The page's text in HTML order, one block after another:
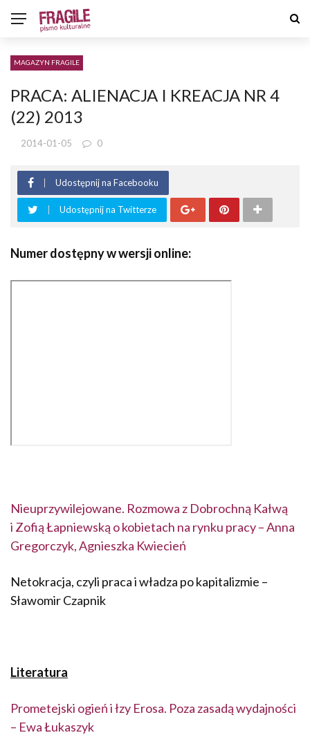
MAGAZYN FRAGILE
PRACA: ALIENACJA I KREACJA NR 4
(22) 2013
2014-01-05 0
Udostępnij na Facebooku
Udostępnij na Twitterze
Numer dostępny w wersji online:
Nieuprzywilejowane. Rozmowa z Dobrochną Kałwą
i Zofią Łapniewską o kobietach na rynku pracy – Anna
Gregorczyk, Agnieszka Kwiecień
Netokracja, czyli praca i władza po kapitalizmie –
Sławomir Czapnik
Literatura
Prometejski ogień i łzy Erosa. Poza zasadą wydajności
– Ewa Łukaszyk